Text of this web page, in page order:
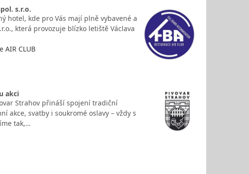
s.r.o.
hotel, kde pro Vás mají plně vybavené a
která provozuje blízko letiště Václava
AIR CLUB
akci
Strahov přináší spojení tradiční
akce, svatby i soukromé oslavy – vždy s
tak,…